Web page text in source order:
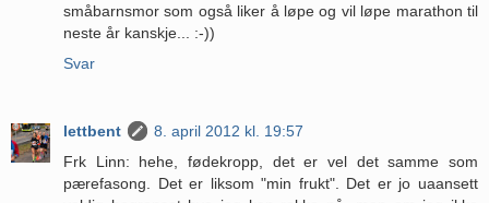
småbarnsmor som også liker å løpe og vil løpe marathon til
neste år kanskje... :-))
Svar
lettbent
8. april 2012 kl. 19:57
Frk Linn: hehe, fødekropp, det er vel det samme som
pærefasong. Det er liksom "min frukt". Det er jo uaansett